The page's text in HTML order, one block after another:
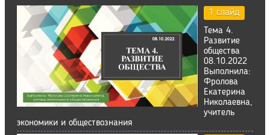
1 слайд
Тема 4.
Развитие
общества
08.10.2022
Выполнила:
Фролова
Екатерина
Николаевна,
учитель
экономики и обществознания